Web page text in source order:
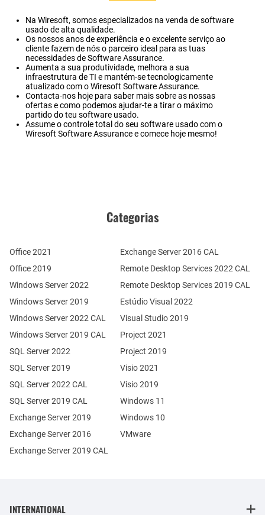
Na Wiresoft, somos especializados na venda de software
usado de alta qualidade.
Os nossos anos de experiência e o excelente serviço ao
cliente fazem de nós o parceiro ideal para as tuas
necessidades de Software Assurance.
Aumenta a sua produtividade, melhora a sua
infraestrutura de TI e mantém-se tecnologicamente
atualizado com o Wiresoft Software Assurance.
Contacta-nos hoje para saber mais sobre as nossas
ofertas e como podemos ajudar-te a tirar o máximo
partido do teu software usado.
Assume o controle total do seu software usado com o
Wiresoft Software Assurance e comece hoje mesmo!
Categorias
Office 2021
Office 2019
Windows Server 2022
Windows Server 2019
Exchange Server 2019
Exchange Server 2016
SQL Server 2022
SQL Server 2019
Windows Server 2022 CAL
Windows Server 2019 CAL
SQL Server 2022 CAL
SQL Server 2019 CAL
Remote Desktop Services 2022 CAL
Remote Desktop Services 2019 CAL
Exchange Server 2019 CAL
Exchange Server 2016 CAL
Estúdio Visual 2022
Visual Studio 2019
Project 2021
Project 2019
Visio 2021
Visio 2019
Windows 11
Windows 10
VMware
INTERNATIONAL